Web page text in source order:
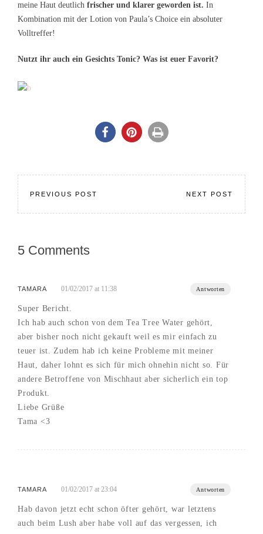
meine Haut deutlich frischer und klarer geworden ist. In
Kombination mit der Lotion von Paula’s Choice ein absoluter
Volltreffer!
Nutzt ihr auch ein Gesichts Tonic? Was ist euer Favorit?
PREVIOUS POST NEXT POST
5 Comments
TAMARA 01/02/2017 at 11:38 Antworten
Super Bericht.
Ich hab auch schon von dem Tea Tree Water gehört,
aber bisher noch nicht gekauft weil es mir einfach zu
teuer ist. Zudem hab ich keine Probleme mit meiner
Haut, daher lohnt es sich für mich ohnehin nicht so. Für
andere Betroffene von Mischhaut aber sicherlich ein top
Produkt.
Liebe Grüße
Tama <3
TAMARA 01/02/2017 at 23:04 Antworten
Hab davon jetzt echt schon öfter gehört, war letztens
auch beim Lush aber habe voll auf das vergessen, ich